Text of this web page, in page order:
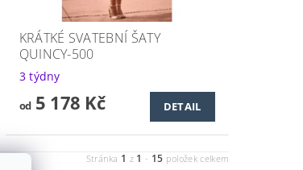
KRÁTKÉ SVATEBNÍ ŠATY
QUINCY-500
3 týdny
od5 178 Kč DETAIL
Stránka 1 z 1 - 15 položek celkem